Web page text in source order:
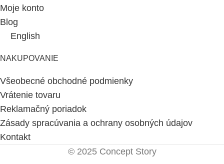
Moje konto
Blog
English
NAKUPOVANIE
Všeobecné obchodné podmienky
Vrátenie tovaru
Reklamačný poriadok
Zásady spracúvania a ochrany osobných údajov
Kontakt
© 2025 Concept Story